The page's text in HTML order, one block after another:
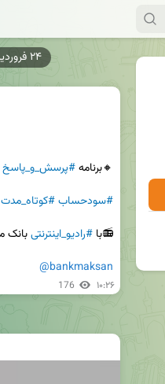
🔸برنامه #پرسش_و_پاسخ
#سودحساب#کوتاه_مدت
📻با #رادیو_اینترنتی
@bankmaksan
176 ۱۰:۲۶